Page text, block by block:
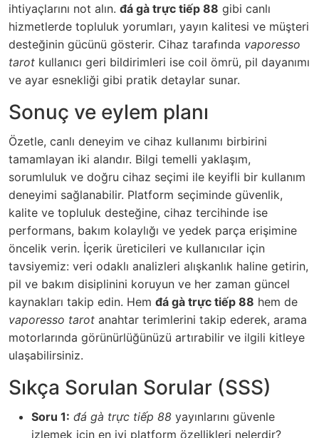
ihtiyaçlarını not alın. đá gà trực tiếp 88 gibi canlı
hizmetlerde topluluk yorumları, yayın kalitesi ve müşteri
desteğinin gücünü gösterir. Cihaz tarafında vaporesso
tarot kullanıcı geri bildirimleri ise coil ömrü, pil dayanımı
ve ayar esnekliği gibi pratik detaylar sunar.
Sonuç ve eylem planı
Özetle, canlı deneyim ve cihaz kullanımı birbirini
tamamlayan iki alandır. Bilgi temelli yaklaşım,
sorumluluk ve doğru cihaz seçimi ile keyifli bir kullanım
deneyimi sağlanabilir. Platform seçiminde güvenlik,
kalite ve topluluk desteğine, cihaz tercihinde ise
performans, bakım kolaylığı ve yedek parça erişimine
öncelik verin. İçerik üreticileri ve kullanıcılar için
tavsiyemiz: veri odaklı analizleri alışkanlık haline getirin,
pil ve bakım disiplinini koruyun ve her zaman güncel
kaynakları takip edin. Hem đá gà trực tiếp 88 hem de
vaporesso tarot anahtar terimlerini takip ederek, arama
motorlarında görünürlüğünüzü artırabilir ve ilgili kitleye
ulaşabilirsiniz.
Sıkça Sorulan Sorular (SSS)
Soru 1: đá gà trực tiếp 88 yayınlarını güvenle
izlemek için en iyi platform özellikleri nelerdir?